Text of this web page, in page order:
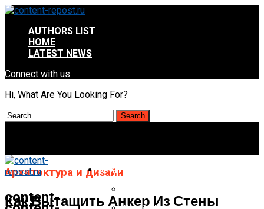
AUTHORS LIST
HOME
LATEST NEWS
Connect with us
Hi, What Are You Looking For?
content-
АРХИТЕКТУРА И ДИЗАЙН
Архитектура и дизайн
Как Вытащить Анкер Из Стены